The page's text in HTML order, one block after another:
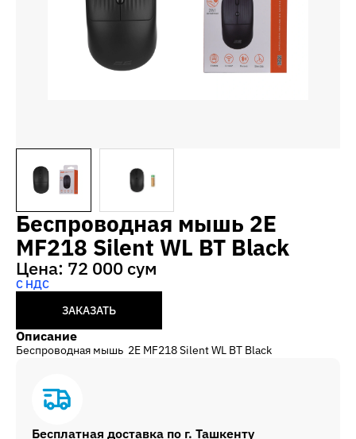
Беспроводная мышь 2E
MF218 Silent WL BT Black
Цена: 72 000 сум
С НДС
ЗАКАЗАТЬ
Описание
Беспроводная мышь 2E MF218 Silent WL BT Black
Бесплатная доставка по г. Ташкенту